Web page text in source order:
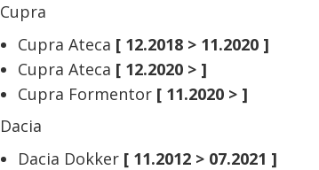
Cupra
Cupra Ateca [ 12.2018 > 11.2020 ]
Cupra Ateca [ 12.2020 > ]
Cupra Formentor [ 11.2020 > ]
Dacia
Dacia Dokker [ 11.2012 > 07.2021 ]